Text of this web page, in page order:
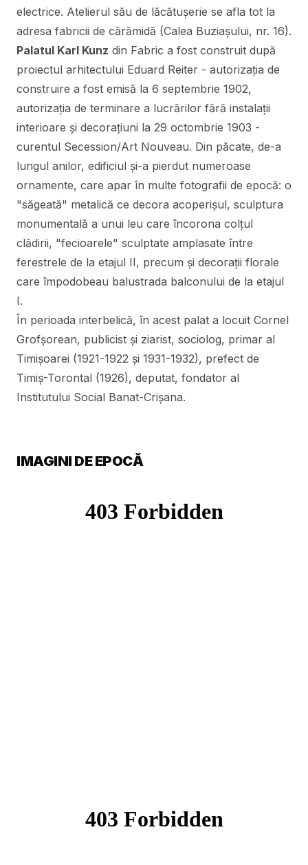
electrice. Atelierul său de lăcătuşerie se afla tot la
adresa fabricii de cărămidă (Calea Buziaşului, nr. 16).
Palatul Karl Kunz din Fabric a fost construit după
proiectul arhitectului Eduard Reiter - autorizația de
construire a fost emisă la 6 septembrie 1902,
autorizația de terminare a lucrărilor fără instalații
interioare și decorațiuni la 29 octombrie 1903 -
curentul Secession/Art Nouveau. Din păcate, de-a
lungul anilor, edificiul şi-a pierdut numeroase
ornamente, care apar în multe fotografii de epocă: o
"săgeată" metalică ce decora acoperişul, sculptura
monumentală a unui leu care încorona colţul
clădirii, "fecioarele" sculptate amplasate între
ferestrele de la etajul II, precum şi decoraţii florale
care împodobeau balustrada balconului de la etajul
I.
În perioada interbelică, în acest palat a locuit Cornel
Grofşorean, publicist şi ziarist, sociolog, primar al
Timişoarei (1921-1922 şi 1931-1932), prefect de
Timiş-Torontal (1926), deputat, fondator al
Institutului Social Banat-Crişana.
IMAGINI DE EPOCĂ